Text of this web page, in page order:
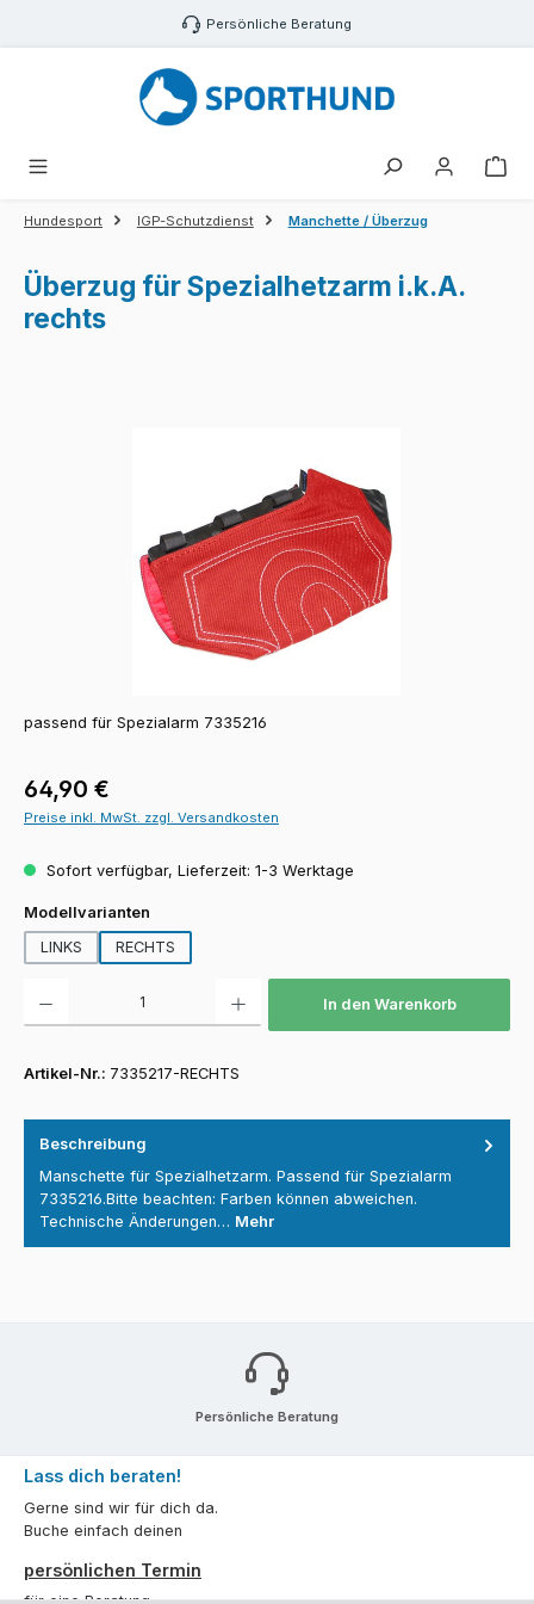
Zum Hauptinhalt springen Persönliche Beratung
Hundesport IGP-Schutzdienst Manchette / Überzug
Überzug für Spezialhetzarm i.k.A.
rechts
passend für Spezialarm 7335216
Regulärer Preis:
64,90 €
Preise inkl. MwSt. zzgl. Versandkosten
Sofort verfügbar, Lieferzeit: 1-3 Werktage
Modellvarianten
LINKS
RECHTS
In den Warenkorb
Artikel-Nr.: 7335217-RECHTS
Beschreibung
Manschette für Spezialhetzarm. Passend für Spezialarm
7335216.Bitte beachten: Farben können abweichen.
Technische Änderungen… Mehr
Persönliche Beratung
Lass dich beraten!
Gerne sind wir für dich da.
Buche einfach deinen
persönlichen Termin